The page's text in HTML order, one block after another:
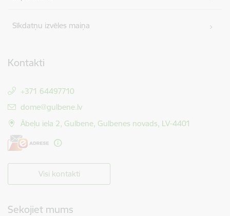
Sīkdatņu izvēles maiņa
Kontakti
+371 64497710
E-pasts:
dome@gulbene.lv
Ābeļu iela 2, Gulbene, Gulbenes novads, LV-4401
Visi kontakti
Sekojiet mums